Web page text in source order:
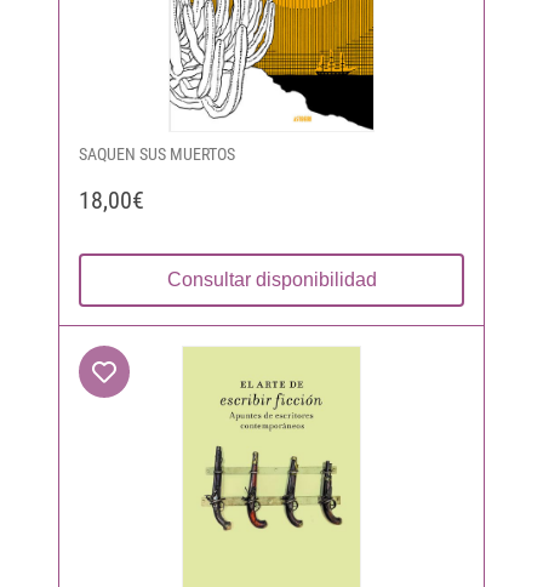
SAQUEN SUS MUERTOS
18,00€
Consultar disponibilidad